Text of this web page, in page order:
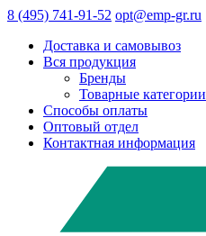
8 (495) 741-91-52 opt@emp-gr.ru
Доставка и самовывоз
Вся продукция
Бренды
Товарные категории
Способы оплаты
Оптовый отдел
Контактная информация